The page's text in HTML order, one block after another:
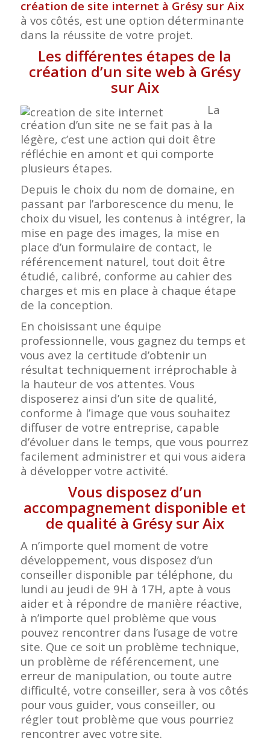
création de site internet à Grésy sur Aix
à vos côtés, est une option déterminante
dans la réussite de votre projet.
Les différentes étapes de la
création d’un site web à Grésy
sur Aix
La
création d’un site ne se fait pas à la
légère, c’est une action qui doit être
réfléchie en amont et qui comporte
plusieurs étapes.
Depuis le choix du nom de domaine, en
passant par l’arborescence du menu, le
choix du visuel, les contenus à intégrer, la
mise en page des images, la mise en
place d’un formulaire de contact, le
référencement naturel, tout doit être
étudié, calibré, conforme au cahier des
charges et mis en place à chaque étape
de la conception.
En choisissant une équipe
professionnelle, vous gagnez du temps et
vous avez la certitude d’obtenir un
résultat techniquement irréprochable à
la hauteur de vos attentes. Vous
disposerez ainsi d’un site de qualité,
conforme à l’image que vous souhaitez
diffuser de votre entreprise, capable
d’évoluer dans le temps, que vous pourrez
facilement administrer et qui vous aidera
à développer votre activité.
Vous disposez d’un
accompagnement disponible et
de qualité à Grésy sur Aix
A n’importe quel moment de votre
développement, vous disposez d’un
conseiller disponible par téléphone, du
lundi au jeudi de 9H à 17H, apte à vous
aider et à répondre de manière réactive,
à n’importe quel problème que vous
pouvez rencontrer dans l’usage de votre
site. Que ce soit un problème technique,
un problème de référencement, une
erreur de manipulation, ou toute autre
difficulté, votre conseiller, sera à vos côtés
pour vous guider, vous conseiller, ou
régler tout problème que vous pourriez
rencontrer avec votre site.